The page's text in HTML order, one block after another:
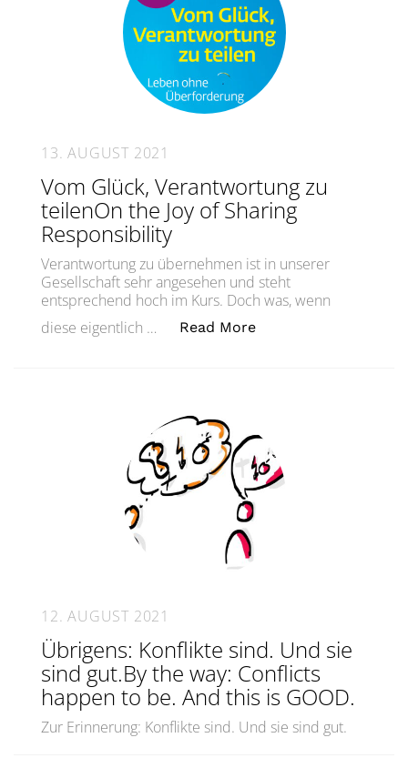
13. AUGUST 2021
Vom Glück, Verantwortung zu
teilenOn the Joy of Sharing
Responsibility
Verantwortung zu übernehmen ist in unserer
Gesellschaft sehr angesehen und steht
entsprechend hoch im Kurs. Doch was, wenn
diese eigentlich …
Read More„Vom Glück,
12. AUGUST 2021
Übrigens: Konflikte sind. Und sie
sind gut.By the way: Conflicts
happen to be. And this is GOOD.
Zur Erinnerung: Konflikte sind. Und sie sind gut.